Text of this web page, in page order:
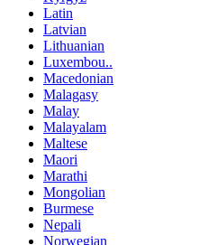
Latin
Latvian
Lithuanian
Luxembou..
Macedonian
Malagasy
Malay
Malayalam
Maltese
Maori
Marathi
Mongolian
Burmese
Nepali
Norwegian